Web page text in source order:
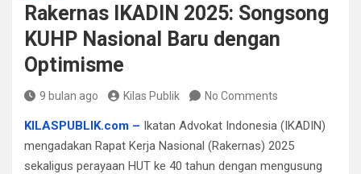
Rakernas IKADIN 2025: Songsong
KUHP Nasional Baru dengan
Optimisme
9 bulan ago Kilas Publik No Comments
KILASPUBLIK.com – Ikatan Advokat Indonesia (IKADIN)
mengadakan Rapat Kerja Nasional (Rakernas) 2025
sekaligus perayaan HUT ke 40 tahun dengan mengusung